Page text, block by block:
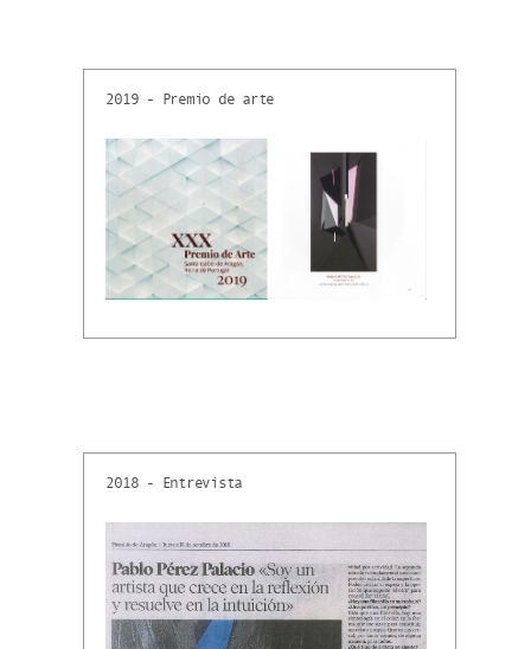
2019 - Premio de arte
2018 - Entrevista